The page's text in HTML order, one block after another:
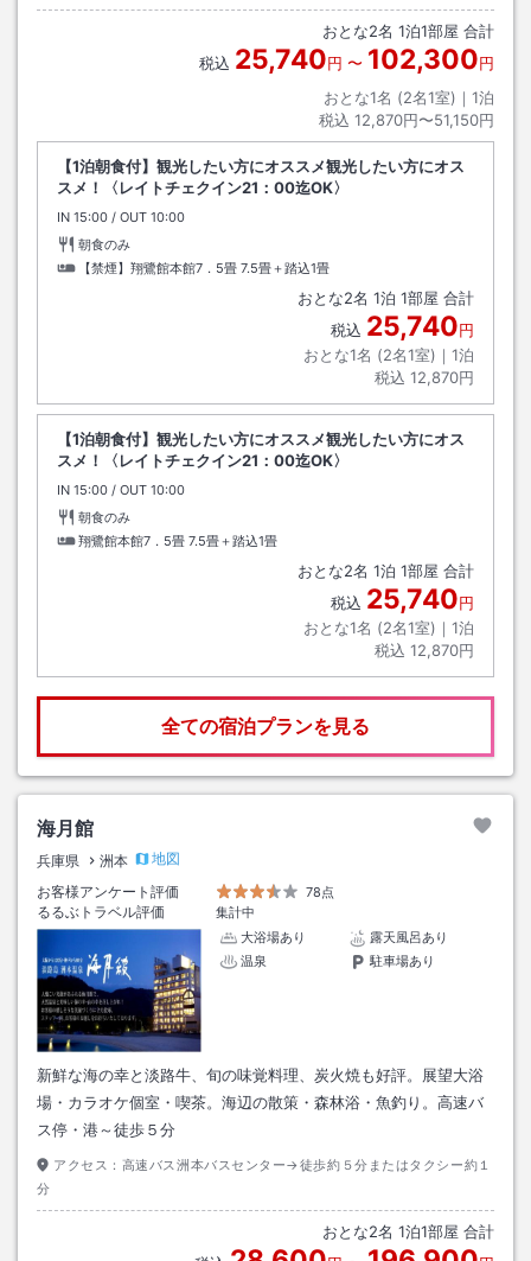
おとな2名 1泊1部屋 合計
税込 25,740円 〜 102,300円
おとな1名 (2名1室)｜ 1泊
税込 12,870円〜51,150円
【1泊朝食付】観光したい方にオススメ観光したい方にオス
スメ！〈レイトチェクイン21：00迄OK〉
IN チェックイン
15:00 / OUT チェックアウト
10:00
朝食のみ
【禁煙】翔鷺館本館7．5畳 7.5畳＋踏込1畳
おとな2名 1泊 1部屋 合計
税込 25,740円
おとな1名 (2名1室)｜ 1泊
税込 12,870円
【1泊朝食付】観光したい方にオススメ観光したい方にオス
スメ！〈レイトチェクイン21：00迄OK〉
IN チェックイン
15:00 / OUT チェックアウト
10:00
朝食のみ
翔鷺館本館7．5畳 7.5畳＋踏込1畳
おとな2名 1泊 1部屋 合計
税込 25,740円
おとな1名 (2名1室)｜ 1泊
税込 12,870円
全ての宿泊プランを見る
海月館
兵庫県 洲本
地図
お客様アンケート評価
78点
るるぶトラベル評価
集計中
大浴場あり
露天風呂あり
温泉
駐車場あり
新鮮な海の幸と淡路牛、旬の味覚料理、炭火焼も好評。展望大浴
場・カラオケ個室・喫茶。海辺の散策・森林浴・魚釣り。高速バ
ス停・港～徒歩５分
アクセス： 高速バス洲本バスセンター→徒歩約５分またはタクシー約１
分
おとな2名 1泊1部屋 合計